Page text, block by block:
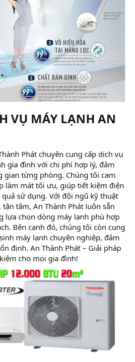
VỤ MÁY LẠNH AN
Phát chuyên cung cấp dịch vụ
gia đình với chi phí hợp lý, đảm
gian từng phòng. Chúng tôi cam
làm mát tối ưu, giúp tiết kiệm điện
sử dụng. Với đội ngũ kỹ thuật
tâm, An Thành Phát luôn sẵn
lựa chọn dòng máy lạnh phù hợp
Bên cạnh đó, chúng tôi còn cung
máy lạnh chuyên nghiệp, đảm
định. An Thành Phát – Giải pháp
cho mọi gia đình!